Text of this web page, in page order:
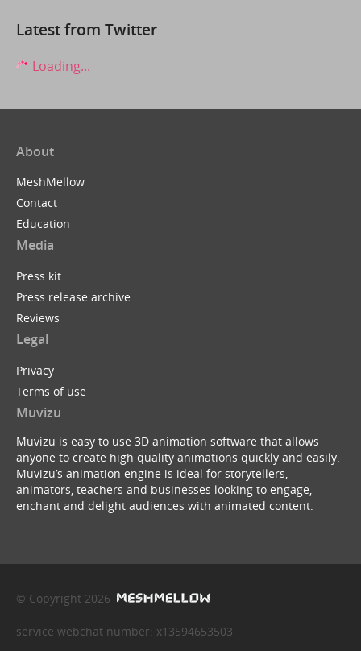
Latest from Twitter
Loading...
About
MeshMellow
Contact
Education
Media
Press kit
Press release archive
Reviews
Legal
Privacy
Terms of use
Muvizu
Muvizu is easy to use 3D animation software that allows
anyone to create high quality animations quickly and easily.
Muvizu’s animation engine is ideal for storytellers,
animators, teachers and businesses looking to engage,
enchant and delight audiences with animated content.
© Copyright 2026
service webchat number: x13594653503